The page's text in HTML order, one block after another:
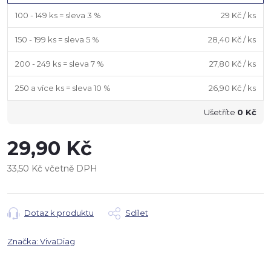
100 - 149 ks = sleva 3 % 29 Kč/ ks
150 - 199 ks = sleva 5 % 28,40 Kč/ ks
200 - 249 ks = sleva 7 % 27,80 Kč/ ks
250 a více ks = sleva 10 % 26,90 Kč/ ks
Ušetříte 0 Kč
29,90 Kč
33,50 Kč včetně DPH
cena:
Dotaz k produktu Sdílet
Značka: VivaDiag